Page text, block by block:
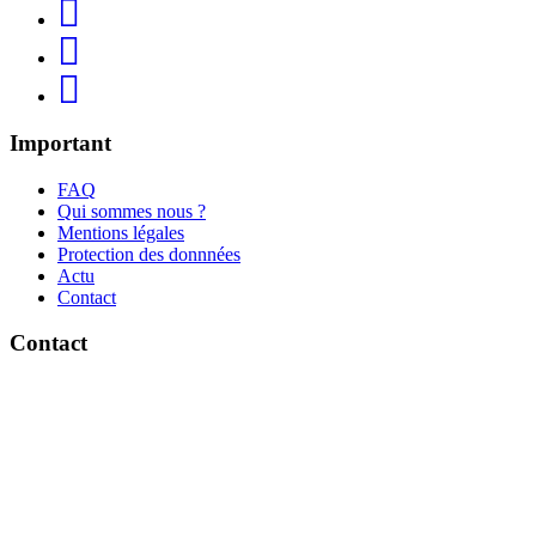
Important
FAQ
Qui sommes nous ?
Mentions légales
Protection des donnnées
Actu
Contact
Contact